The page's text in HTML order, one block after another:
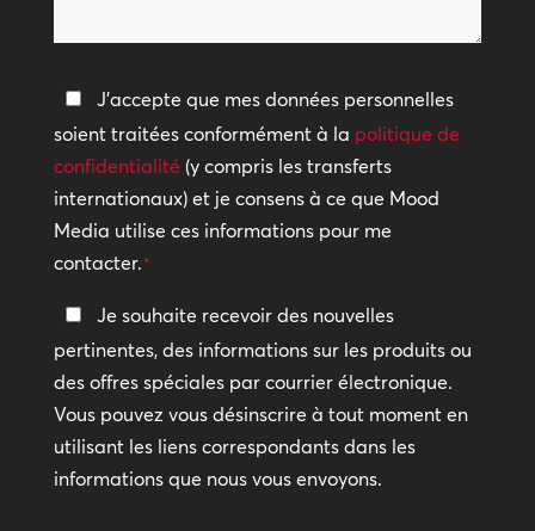
vous
Politique
de
confidentialité
*
J'accepte que mes données personnelles
soient traitées conformément à la politique de
confidentialité (y compris les transferts
internationaux) et je consens à ce que Mood
Media utilise ces informations pour me
contacter.*
Restez
en
contact
Je souhaite recevoir des nouvelles
pertinentes, des informations sur les produits ou
des offres spéciales par courrier électronique.
Vous pouvez vous désinscrire à tout moment en
utilisant les liens correspondants dans les
informations que nous vous envoyons.